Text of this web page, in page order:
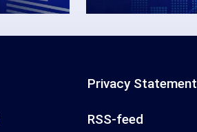
Privacy Statement
RSS-feed